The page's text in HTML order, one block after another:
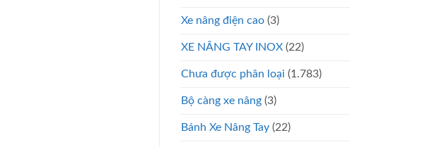
Xe nâng điện cao (3)
XE NÂNG TAY INOX (22)
Chưa được phân loại (1.783)
Bộ càng xe nâng (3)
Bánh Xe Nâng Tay (22)